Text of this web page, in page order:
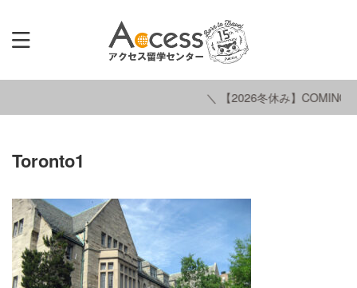
＼ 【2026冬休み】COMING
Toronto1